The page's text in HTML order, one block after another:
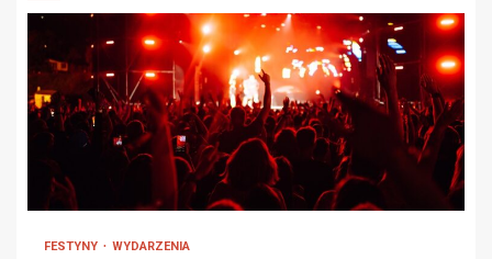
FESTYNY WYDARZENIA